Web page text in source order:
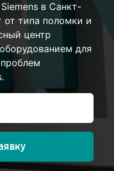
в Санкт-
от типа поломки и
центр
для